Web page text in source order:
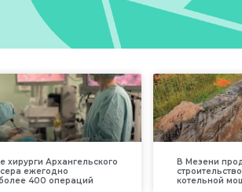
хирурги Архангельского
ежегодно
400 операций
В Мезени
котельной